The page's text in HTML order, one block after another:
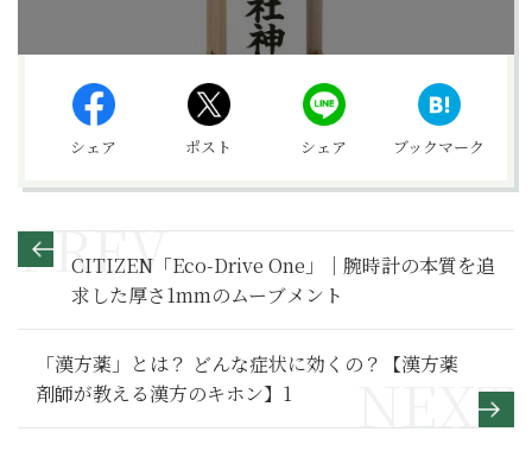
シェア ポスト シェア ブックマーク
CITIZEN「Eco-Drive One」｜腕時計の本質を追
求した厚さ1mmのムーブメント
「漢方薬」とは？ どんな症状に効くの？【漢方薬
剤師が教える漢方のキホン】1